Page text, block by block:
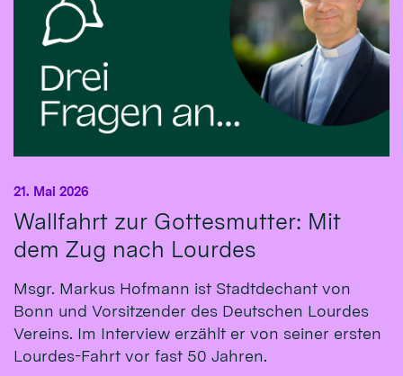
Wallfahrt zur Gottesmutter: Mit
dem Zug nach Lourdes
21. Mai 2026
Msgr. Markus Hofmann ist Stadtdechant von
Bonn und Vorsitzender des Deutschen Lourdes
Vereins. Im Interview erzählt er von seiner ersten
Lourdes-Fahrt vor fast 50 Jahren.